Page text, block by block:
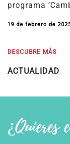
programa
19 de febrero de
DESCUBRE MÁS
ACTUALIDAD